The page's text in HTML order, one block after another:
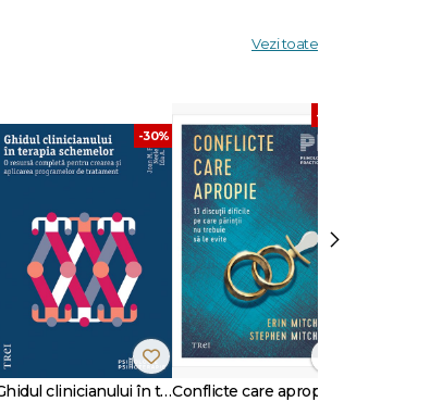
Vezi toate
-30%
Ghidul clinicianului în terapia schemelor
-30%
Conflicte care apropie
›